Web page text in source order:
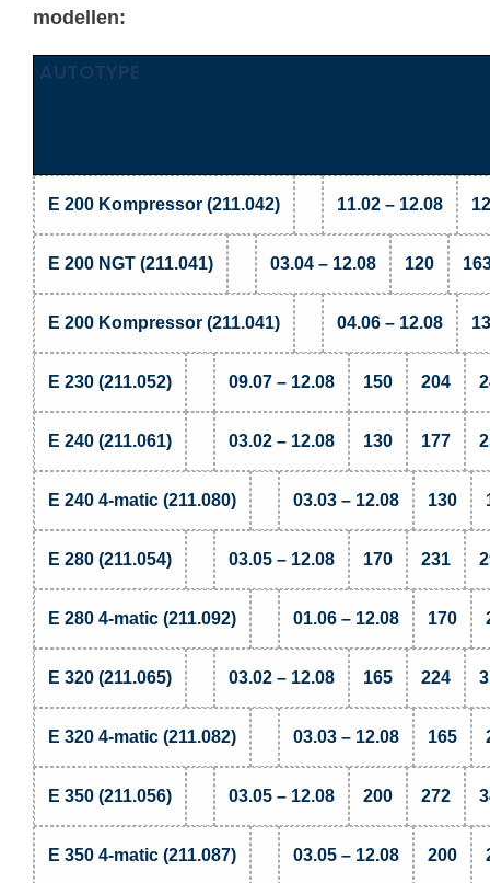
modellen:
AUTOTYPE
E 200 Kompressor (211.042) 11.02 – 12.08
E 200 NGT (211.041) 03.04 – 12.08 120
E 200 Kompressor (211.041) 04.06 – 12.08
E 230 (211.052) 09.07 – 12.08 150 204
E 240 (211.061) 03.02 – 12.08 130 177
E 240 4-matic (211.080) 03.03 – 12.08 130
E 280 (211.054) 03.05 – 12.08 170 231
E 280 4-matic (211.092) 01.06 – 12.08 170
E 320 (211.065) 03.02 – 12.08 165 224
E 320 4-matic (211.082) 03.03 – 12.08 165
E 350 (211.056) 03.05 – 12.08 200 272
E 350 4-matic (211.087) 03.05 – 12.08 200